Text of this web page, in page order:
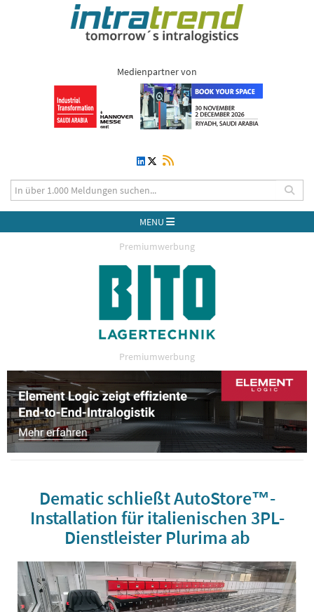
Medienpartner von
MENU
Premiumwerbung
Premiumwerbung
Dematic schließt AutoStore™-
Installation für italienischen 3PL-
Dienstleister Plurima ab